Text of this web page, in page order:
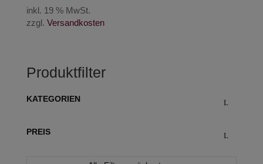
inkl. 19 % MwSt.
zzgl. Versandkosten
Produktfilter
KATEGORIEN
PREIS